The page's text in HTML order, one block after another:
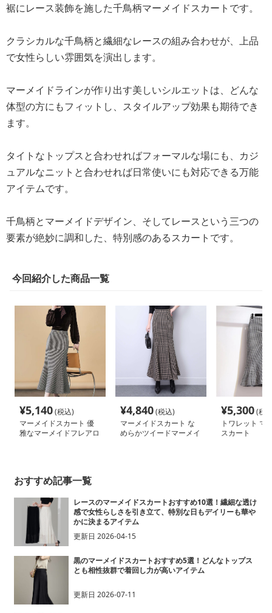
裾にレース装飾を施した千鳥柄マーメイドスカートです。
クラシカルな千鳥柄と繊細なレースの組み合わせが、上品
で女性らしい雰囲気を演出します。
マーメイドラインが作り出す美しいシルエットは、どんな
体型の方にもフィットし、スタイルアップ効果も期待でき
ます。
タイトなトップスと合わせればフォーマルな場にも、カジ
ュアルなニットと合わせれば日常使いにも対応できる万能
アイテムです。
千鳥柄とマーメイドデザイン、そしてレースという三つの
要素が絶妙に調和した、特別感のあるスカートです。
今回紹介した商品一覧
¥5,140(税込)
マーメイドスカート 優
雅なマーメイドフレアロ
¥4,840(税込)
マーメイドスカート な
めらかツイードマーメイ
¥5,300(税
トワレット マ
スカート
おすすめ記事一覧
レースのマーメイドスカートおすすめ10選！繊細な透け
感で女性らしさを引き立て、特別な日もデイリーも華や
かに決まるアイテム
更新日 2026-04-15
黒のマーメイドスカートおすすめ5選！どんなトップス
とも相性抜群で着回し力が高いアイテム
更新日 2026-07-11